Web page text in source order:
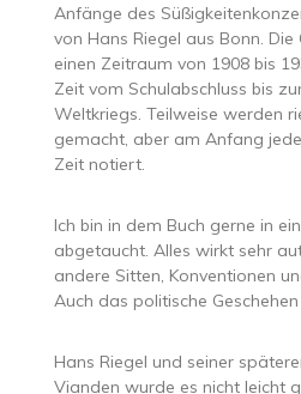
Anfänge des
von Hans Riegel aus Bonn.
einen Zeitraum von 1908 bis
Zeit vom Schulabschluss bis
Weltkriegs. Teilweise werden
gemacht, aber am Anfang
Zeit notiert.
Ich bin in dem Buch gerne in
abgetaucht. Alles wirkt sehr
andere Sitten, Konventionen
Auch das politische
Hans Riegel und seiner
Vianden wurde es nicht leicht